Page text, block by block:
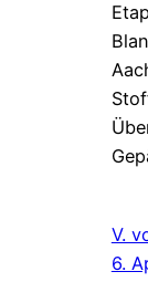
V.
6.